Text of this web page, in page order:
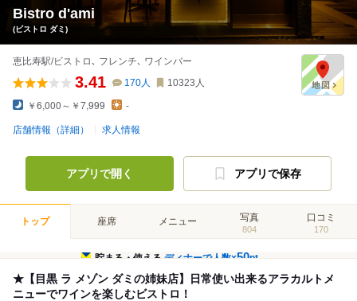
Bistro d'ami
(ビストロ ダミ)
恵比寿駅/ビストロ､ フレンチ､ ワインバー
3.41 170人 10323 人
￥6,000～￥7,999 -
店舗情報（詳細） 求人情報
アプリで開く アプリで保存
トップ 座席 メニュー 写真
804
口コミ
170
貯まる・使えるディナーで人数×50pt
★【目黒 ラ メゾン ダミの姉妹店】日常使い出来るアラカルトメ
ニューでワインを楽しむビストロ！